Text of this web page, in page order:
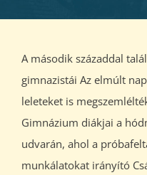
Kapcsolat
A második századdal
gimnazistái Az elmúlt
leleteket is
Gimnázium diákjai a
udvarán, ahol a
munkálatokat irányító